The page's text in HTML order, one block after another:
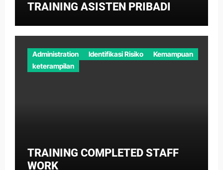
TRAINING ASISTEN PRIBADI
Administration Identifikasi Risiko
Kemampuan
keterampilan
TRAINING COMPLETED STAFF
WORK